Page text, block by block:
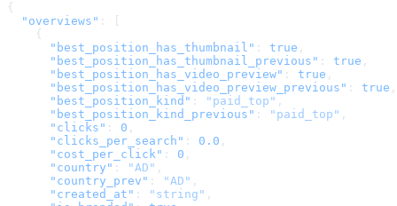
{
  "overviews"
: [
    {
      "best_position_has_thumbnail"
: true ,
      "best_position_has_thumbnail_previous"
: true ,
      "best_position_has_video_preview"
: true ,
      "best_position_has_video_preview_previous"
: true ,
      "best_position_kind"
: "paid_top" ,
      "best_position_kind_previous"
: "paid_top" ,
      "clicks"
: 0 ,
      "clicks_per_search"
: 0.0 ,
      "cost_per_click"
: 0 ,
      "country"
: "AD" ,
      "country_prev"
: "AD" ,
      "created_at"
: "string" ,